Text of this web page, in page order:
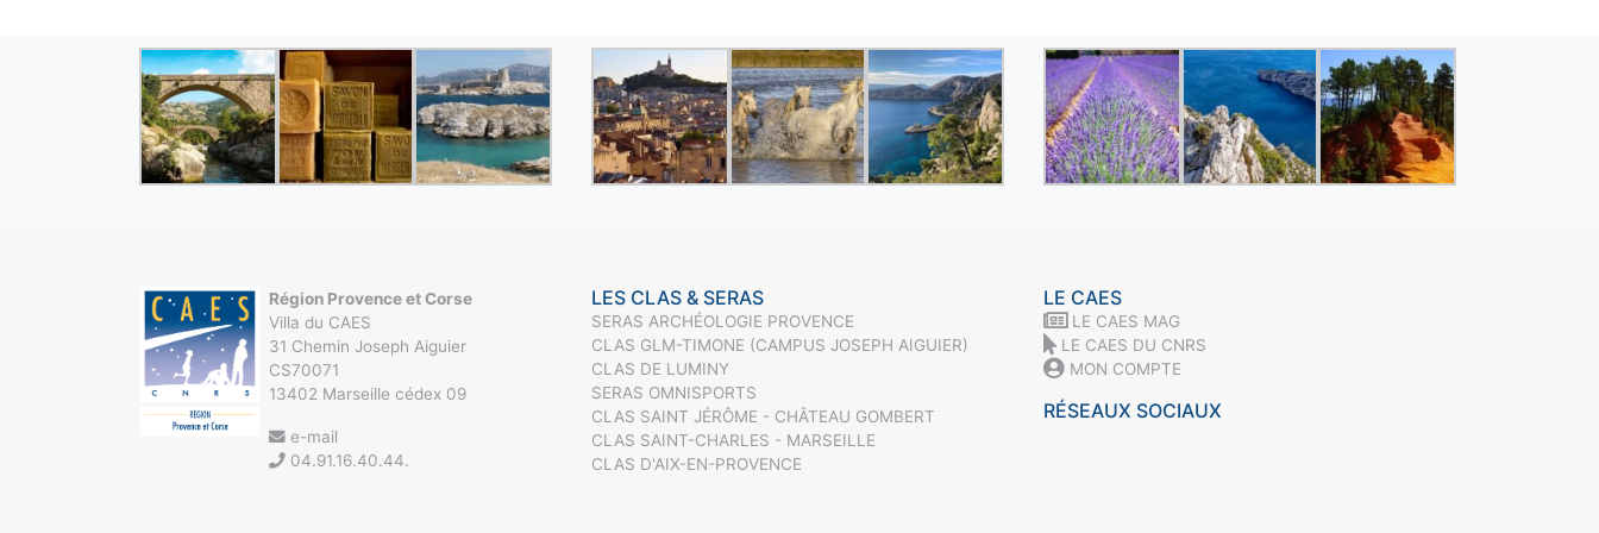
Région Provence et Corse
Villa du CAES
31 Chemin Joseph Aiguier
CS70071
13402 Marseille cédex 09
e-mail
04.91.16.40.44.
LES CLAS & SERAS
SERAS ARCHÉOLOGIE PROVENCE
CLAS GLM-TIMONE (CAMPUS JOSEPH AIGUIER)
CLAS DE LUMINY
SERAS OMNISPORTS
CLAS SAINT JÉRÔME - CHÂTEAU GOMBERT
CLAS SAINT-CHARLES - MARSEILLE
CLAS D'AIX-EN-PROVENCE
LE CAES
LE CAES MAG
LE CAES DU CNRS
MON COMPTE
RÉSEAUX SOCIAUX